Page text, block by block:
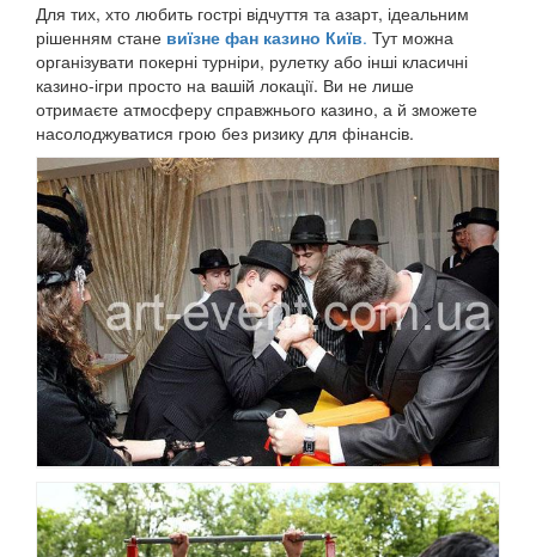
Для тих, хто любить гострі відчуття та азарт, ідеальним
рішенням стане виїзне фан казино Київ. Тут можна
організувати покерні турніри, рулетку або інші класичні
казино-ігри просто на вашій локації. Ви не лише
отримаєте атмосферу справжнього казино, а й зможете
насолоджуватися грою без ризику для фінансів.